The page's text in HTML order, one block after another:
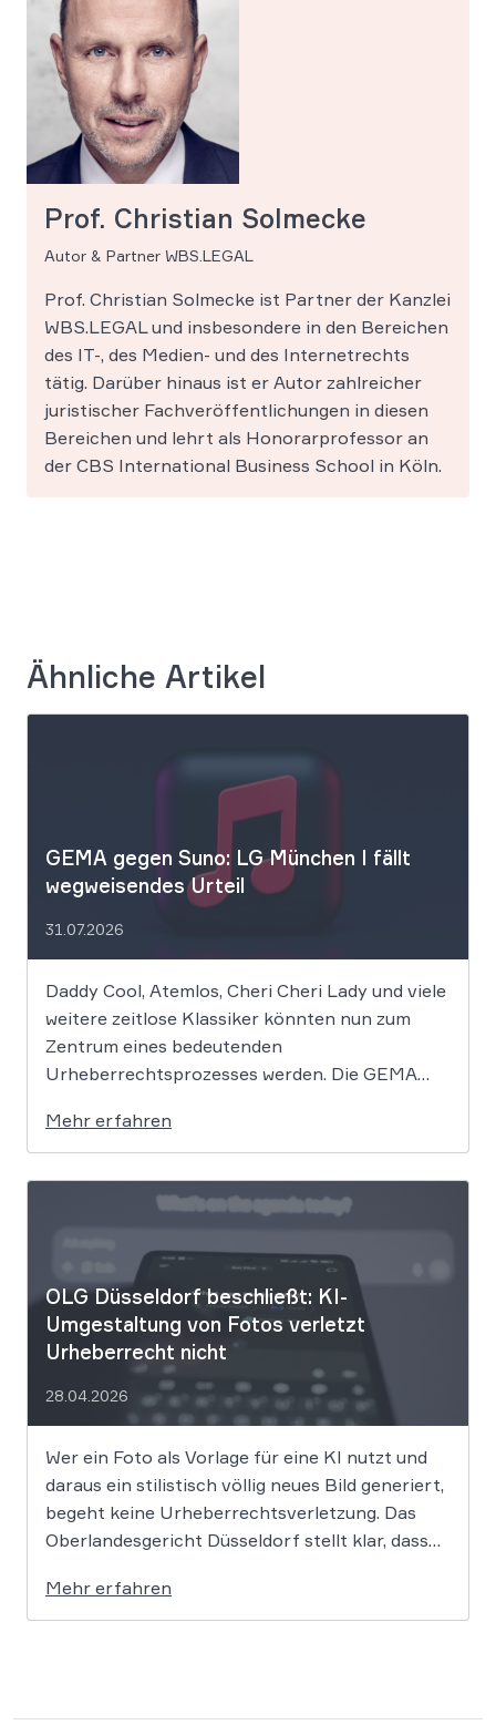
Prof. Christian Solmecke
Autor & Partner WBS.LEGAL
Prof. Christian Solmecke ist Partner der Kanzlei
WBS.LEGAL und insbesondere in den Bereichen
des IT-, des Medien- und des Internetrechts
tätig. Darüber hinaus ist er Autor zahlreicher
juristischer Fachveröffentlichungen in diesen
Bereichen und lehrt als Honorarprofessor an
der CBS International Business School in Köln.
Ähnliche Artikel
GEMA gegen Suno: LG München I fällt
wegweisendes Urteil
31.07.2026
Daddy Cool, Atemlos, Cheri Cheri Lady und viele
weitere zeitlose Klassiker könnten nun zum
Zentrum eines bedeutenden
Urheberrechtsprozesses werden. Die GEMA
die Rechte ihrer Mitglieder verteidigen. Dem
Unternehmen hinter der populären KI-Musik-
App werden massive
Urheberrechtsverletzungen vorgeworfen. Die
Mehr erfahren
OLG Düsseldorf beschließt: KI-
Umgestaltung von Fotos verletzt
Urheberrecht nicht
28.04.2026
Wer ein Foto als Vorlage für eine KI nutzt und
daraus ein stilistisch völlig neues Bild generiert,
begeht keine Urheberrechtsverletzung. Das
Oberlandesgericht Düsseldorf stellt klar, dass
KI-gestützte Umgestaltung zulässig ist, solange
die individuellen kreativen Merkmale des
Mehr erfahren